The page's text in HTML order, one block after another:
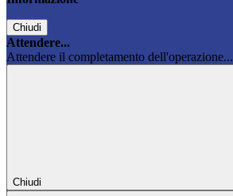
Chiudi
Attendere...
Attendere il completamento dell'operazione...
Chiudi